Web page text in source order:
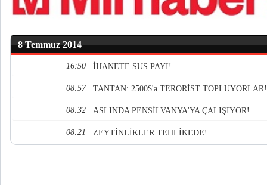
8 Temmuz 2014
16:50 İHANETE SUS PAYI!
08:57 TANTAN: 2500$'a TERORİST TOPLUYORLAR!
08:32 ASLINDA PENSİLVANYA'YA ÇALIŞIYOR!
08:21 ZEYTİNLİKLER TEHLİKEDE!